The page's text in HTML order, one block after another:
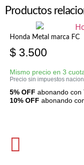
Productos
Honda Metal marca FC
$ 3.500
Mismo precio en 3
Precio sin impuestos
5% OFF abonando con
10% OFF abonando